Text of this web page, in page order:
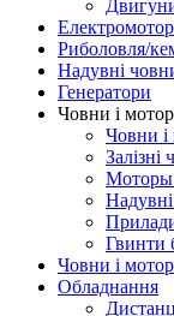
Риболовля/
Надувні
Генератори
Човни і
Човни
Залізні
Моторы
Гвинти
Човни і
Обладнання